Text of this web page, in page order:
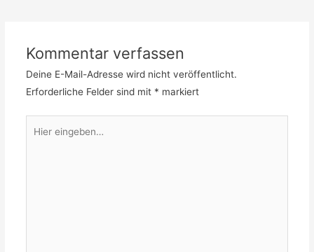
Kommentar verfassen
Deine E-Mail-Adresse wird nicht veröffentlicht.
Erforderliche Felder sind mit * markiert
eingeben…